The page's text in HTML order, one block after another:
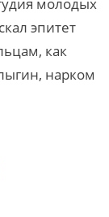
эпитет
как
нарком